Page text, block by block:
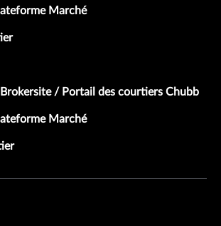
Marché
Brokersite / Portail des courtiers Chubb
Marché